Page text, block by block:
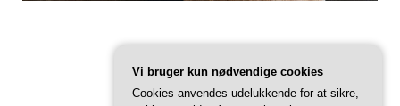
Vi bruger kun nødvendige cookies
Cookies anvendes udelukkende for at sikre,